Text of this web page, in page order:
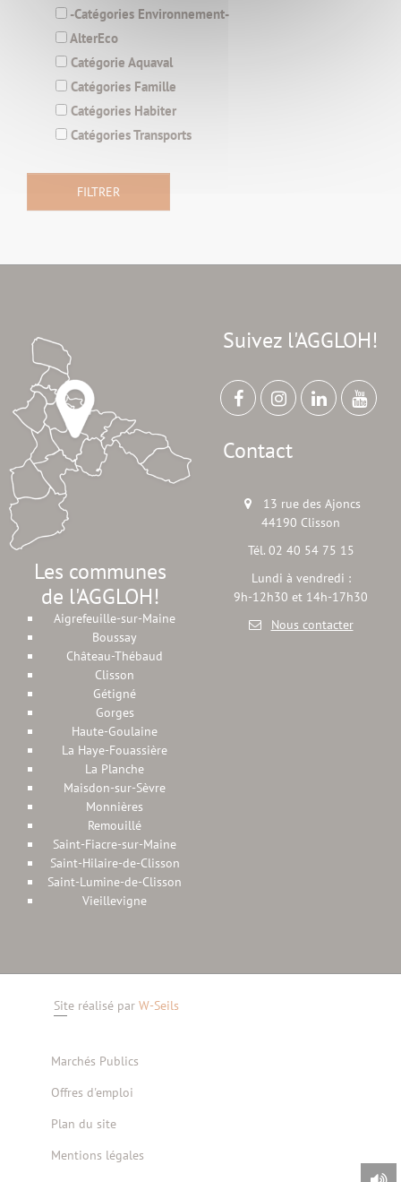
-Catégories Environnement-
AlterEco
Catégorie Aquaval
Catégories Famille
Catégories Habiter
Catégories Transports
Les communes
de l'AGGLOH!
Aigrefeuille-sur-Maine
Boussay
Château-Thébaud
Clisson
Gétigné
Gorges
Haute-Goulaine
La Haye-Fouassière
La Planche
Maisdon-sur-Sèvre
Monnières
Remouillé
Saint-Fiacre-sur-Maine
Saint-Hilaire-de-Clisson
Saint-Lumine-de-Clisson
Vieillevigne
Suivez l'AGGLOH!
Contact
13 rue des Ajoncs
44190 Clisson
Tél. 02 40 54 75 15
Lundi à vendredi :
9h-12h30 et 14h-17h30
Nous contacter
Site réalisé par W-Seils
Marchés Publics
Offres d'emploi
Plan du site
Mentions légales